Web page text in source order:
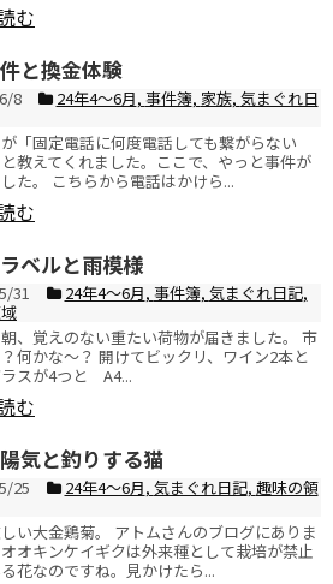
む
と換金体験
8 24年4〜6月, 事件簿, 家族, 気まぐれ日
「固定電話に何度電話しても繋がらない
教えてくれました。ここで、やっと事件が
た。 こちらから電話はかけら...
む
ベルと雨模様
31 24年4〜6月, 事件簿, 気まぐれ日記,
、覚えのない重たい荷物が届きました。 市
何かな〜？ 開けてビックリ、ワイン2本と
ラスが4つと A4...
む
気と釣りする猫
25 24年4〜6月, 気まぐれ日記, 趣味の領
い大金鶏菊。 アトムさんのブログにありま
オキンケイギクは外来種として栽培が禁止
花なのですね。見かけたら...